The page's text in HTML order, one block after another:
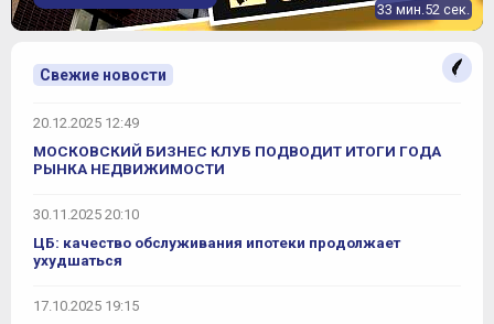
33 мин.52 сек.
Свежие новости
20.12.2025 12:49
МОСКОВСКИЙ БИЗНЕС КЛУБ ПОДВОДИТ ИТОГИ ГОДА
РЫНКА НЕДВИЖИМОСТИ
30.11.2025 20:10
ЦБ: качество обслуживания ипотеки продолжает
ухудшаться
17.10.2025 19:15